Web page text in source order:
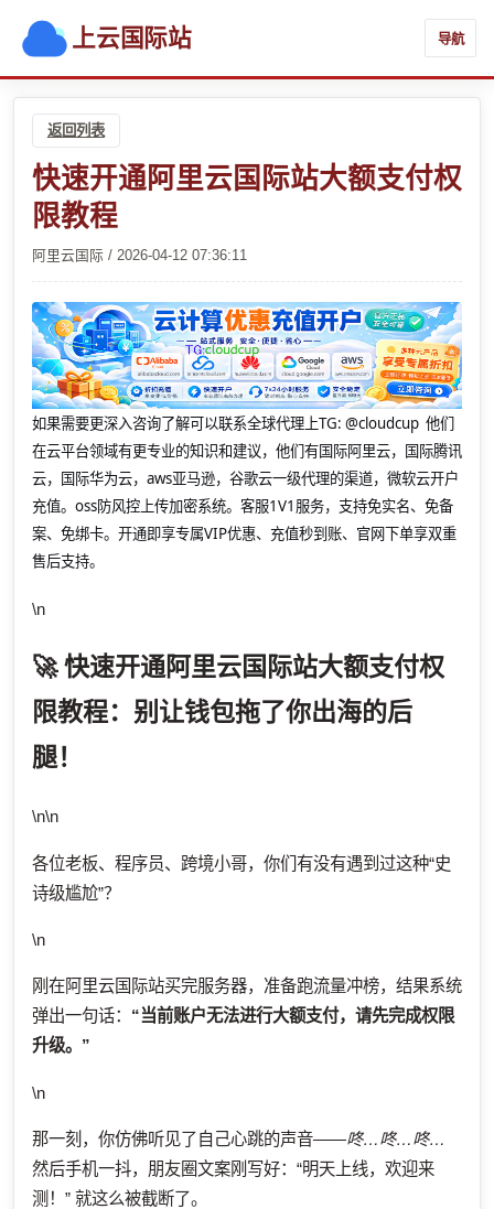
上云国际站 导航
返回列表
快速开通阿里云国际站大额支付权
限教程
阿里云国际 / 2026-04-12 07:36:11
如果需要更深入咨询了解可以联系全球代理上TG: @cloudcup 他们
在云平台领域有更专业的知识和建议，他们有国际阿里云，国际腾讯
云，国际华为云，aws亚马逊，谷歌云一级代理的渠道，微软云开户
充值。oss防风控上传加密系统。客服1V1服务，支持免实名、免备
案、免绑卡。开通即享专属VIP优惠、充值秒到账、官网下单享双重
售后支持。
\n
🚀 快速开通阿里云国际站大额支付权
限教程：别让钱包拖了你出海的后
腿！
\n\n
各位老板、程序员、跨境小哥，你们有没有遇到过这种“史
诗级尴尬”？
\n
刚在阿里云国际站买完服务器，准备跑流量冲榜，结果系统
弹出一句话： “当前账户无法进行大额支付，请先完成权限
升级。”
\n
那一刻，你仿佛听见了自己心跳的声音——咚…咚…咚…
然后手机一抖，朋友圈文案刚写好：“明天上线，欢迎来
测！” 就这么被截断了。